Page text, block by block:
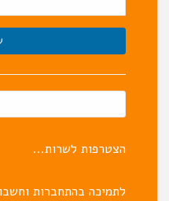
הצטרפות לשרות...
לתמיכה בהתחברות